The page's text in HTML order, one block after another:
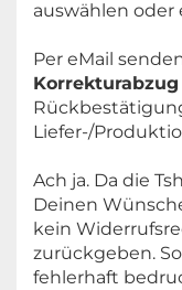
Druckfarben
biologisch
... dem Motiv
ZERTIFIKAT:
Fair Wear
Organic
Ökotex
Bamboo
XS: -
S: 41,5 cm
M: 44 cm
L: 46,5 cm
auswählen
Per eMail
Liefer-/
Ach ja. Da die
Deinen
kein
zurückgeben.
fehlerhaft